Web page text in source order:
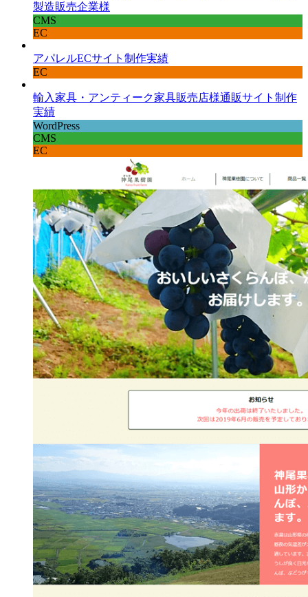
製造販売企業様
CMS
EC
アパレルECサイト制作実績
EC
輸入家具・アンティーク家具販売店様通販サイト制作
実績
WordPress
CMS
EC